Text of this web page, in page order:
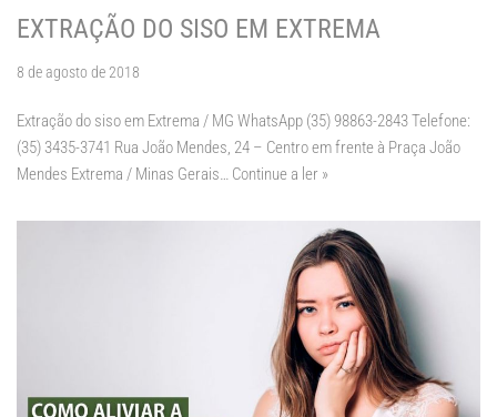
EXTRAÇÃO DO SISO EM EXTREMA
8 de agosto de 2018
Extração do siso em Extrema / MG WhatsApp (35) 98863-2843 Telefone:
(35) 3435-3741 Rua João Mendes, 24 – Centro em frente à Praça João
Mendes Extrema / Minas Gerais… Continue a ler »